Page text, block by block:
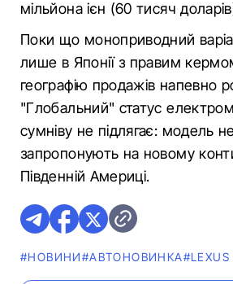
мільйона ієн (60 тисяч
Поки що моноприводний
лише в Японії з правим
географію продажів напевно
"Глобальний" статус
сумніву не підлягає: модель
запропонують на новому
Південній Америці.
#НОВИНИ#АВТОНОВИНКА#LEXUS